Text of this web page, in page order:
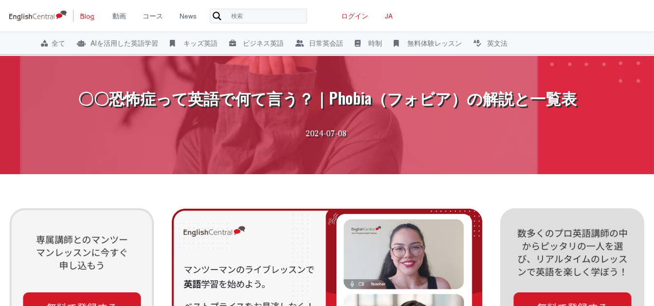
動画 コース News ログイン JA
全て AIを活用した英語学習 キッズ英語 ビジネス英語 日常英会話 時制 無料体験レッスン 英文法
〇〇恐怖症って英語で何て言う？｜Phobia（フォビア）の解説と一覧表
2024-07-08